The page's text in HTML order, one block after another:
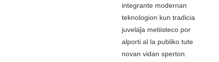
integrante modernan
teknologion kun tradicia
juvelaĵa metiisteco por
alporti al la publiko tute
novan vidan sperton.